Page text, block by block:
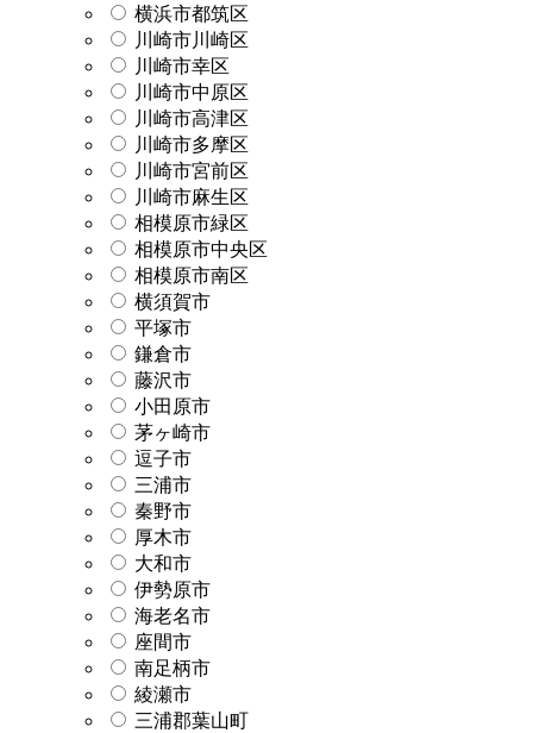
横浜市都筑区
川崎市川崎区
川崎市幸区
川崎市中原区
川崎市高津区
川崎市多摩区
川崎市宮前区
川崎市麻生区
相模原市緑区
相模原市中央区
相模原市南区
横須賀市
平塚市
鎌倉市
藤沢市
小田原市
茅ヶ崎市
逗子市
三浦市
秦野市
厚木市
大和市
伊勢原市
海老名市
座間市
南足柄市
綾瀬市
三浦郡葉山町